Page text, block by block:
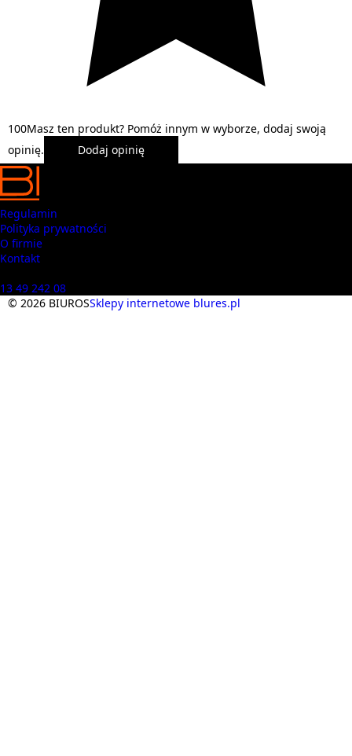
100Masz ten produkt? Pomóż innym w wyborze, dodaj swoją
opinię.
Dodaj opinię
Regulamin
Polityka prywatności
O firmie
Kontakt
13 49 242 08
© 2026 BIUROSSklepy internetowe blures.pl